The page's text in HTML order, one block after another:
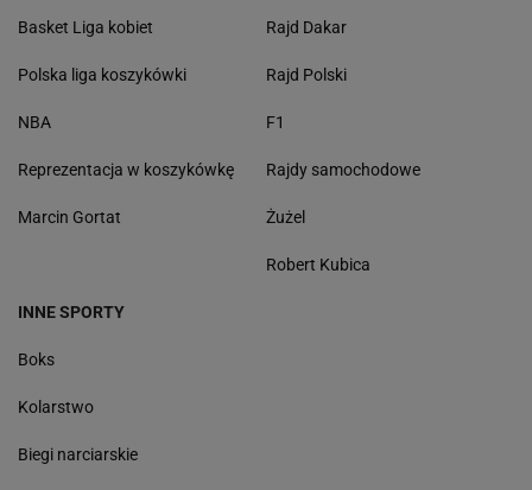
Basket Liga kobiet
Polska liga koszykówki
NBA
Reprezentacja w koszykówkę
Marcin Gortat
Rajd Dakar
Rajd Polski
F1
Rajdy samochodowe
Żużel
Robert Kubica
INNE SPORTY
Boks
Kolarstwo
Biegi narciarskie